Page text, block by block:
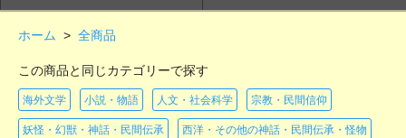
ホーム > 全商品
この商品と同じカテゴリーで探す
海外文学 小説・物語 人文・社会科学 宗教・民間信仰
妖怪・幻獣・神話・民間伝承 西洋・その他の神話・民間伝承・怪物